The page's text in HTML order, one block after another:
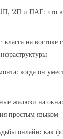
2П и ПАГ: что
на востоке
когда он
жалюзи на
простым языком
онлайн: как